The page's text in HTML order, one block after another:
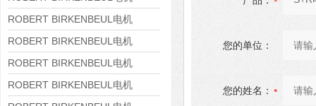
8APE160M-6 IE3
ROBERT BIRKENBEUL电机
8APE160L-4-IE3
ROBERT BIRKENBEUL电机
8APE112M-6K-IE3
ROBERT BIRKENBEUL电机
8APE100L-2 IE3
ROBERT BIRKENBEUL电机
您的单位：
您的姓名：